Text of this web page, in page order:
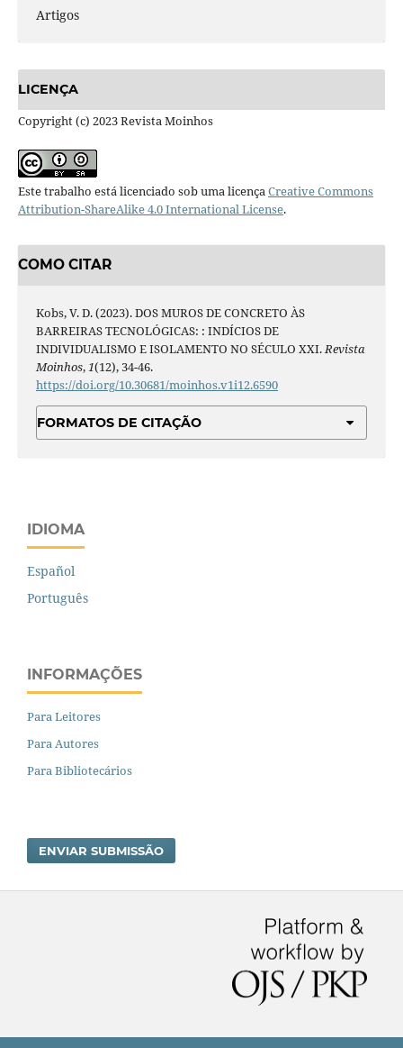
Artigos
LICENÇA
Copyright (c) 2023 Revista Moinhos
Este trabalho está licenciado sob uma licença Creative Commons
Attribution-ShareAlike 4.0 International License.
COMO CITAR
Kobs, V. D. (2023). DOS MUROS DE CONCRETO ÀS
BARREIRAS TECNOLÓGICAS: : INDÍCIOS DE
INDIVIDUALISMO E ISOLAMENTO NO SÉCULO XXI.Revista
Moinhos,1(12), 34-46.
https://doi.org/10.30681/moinhos.v1i12.6590
FORMATOS DE CITAÇÃO
IDIOMA
Español
Português
INFORMAÇÕES
Para Leitores
Para Autores
Para Bibliotecários
ENVIAR SUBMISSÃO